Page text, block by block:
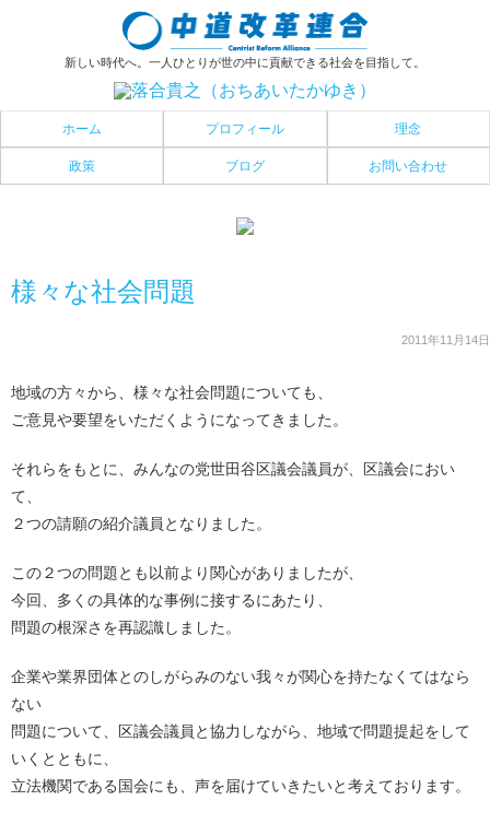
新しい時代へ。一人ひとりが世の中に貢献できる社会を目指して。
ホーム プロフィール 理念
政策 ブログ お問い合わせ
様々な社会問題
2011年11月14日
地域の方々から、様々な社会問題についても、
ご意見や要望をいただくようになってきました。
それらをもとに、みんなの党世田谷区議会議員が、区議会におい
て、
２つの請願の紹介議員となりました。
この２つの問題とも以前より関心がありましたが、
今回、多くの具体的な事例に接するにあたり、
問題の根深さを再認識しました。
企業や業界団体とのしがらみのない我々が関心を持たなくてはなら
ない
問題について、区議会議員と協力しながら、地域で問題提起をして
いくとともに、
立法機関である国会にも、声を届けていきたいと考えております。